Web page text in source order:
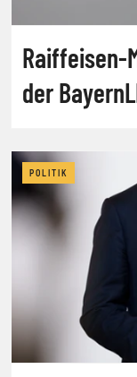
Raiffeisen-
der
POLITIK